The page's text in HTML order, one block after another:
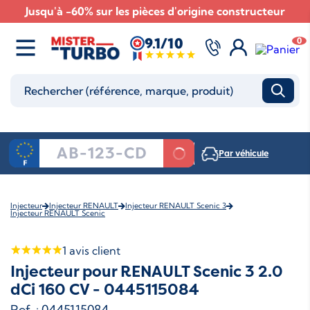
Jusqu'à -60% sur les pièces d'origine constructeur
9.1/10 0
Par véhicule
Injecteur Injecteur RENAULT Injecteur RENAULT Scenic 3
Injecteur RENAULT Scenic
1 avis client
Injecteur pour RENAULT Scenic 3 2.0
dCi 160 CV - 0445115084